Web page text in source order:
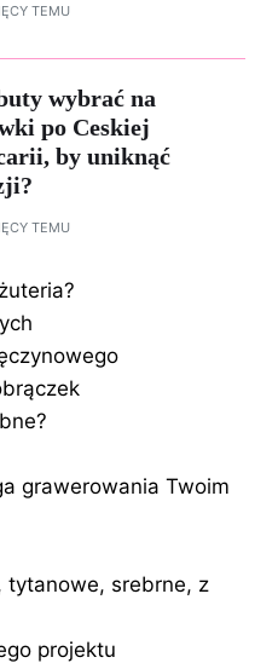
TEMU
wybrać na
po Ceskiej
by uniknąć
TEMU
grawerowania Twoim
tytanowe, srebrne, z
projektu